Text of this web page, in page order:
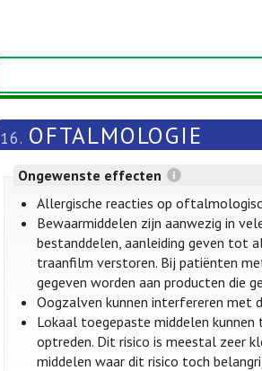
16. OFTALMOLOGIE
Ongewenste effecten
Allergische reacties op
Bewaarmiddelen zijn aanwezig in
bestanddelen, aanleiding geven tot
traanfilm verstoren. Bij patiënten
gegeven worden aan producten die
Oogzalven kunnen interfereren met
Lokaal toegepaste middelen
optreden. Dit risico is meestal zeer
middelen waar dit risico toch